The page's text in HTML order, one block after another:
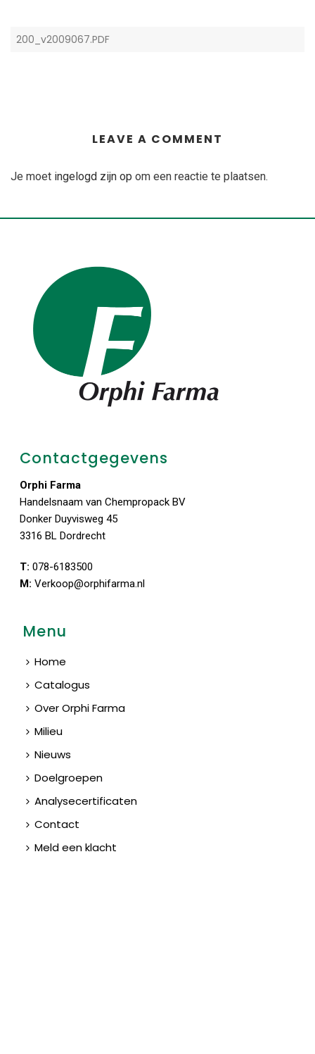
200_v2009067.PDF
LEAVE A COMMENT
Je moet ingelogd zijn op om een reactie te plaatsen.
Contactgegevens
Orphi Farma
Handelsnaam van Chempropack BV
Donker Duyvisweg 45
3316 BL Dordrecht
T: 078-6183500
M: Verkoop@orphifarma.nl
Menu
Home
Catalogus
Over Orphi Farma
Milieu
Nieuws
Doelgroepen
Analysecertificaten
Contact
Meld een klacht